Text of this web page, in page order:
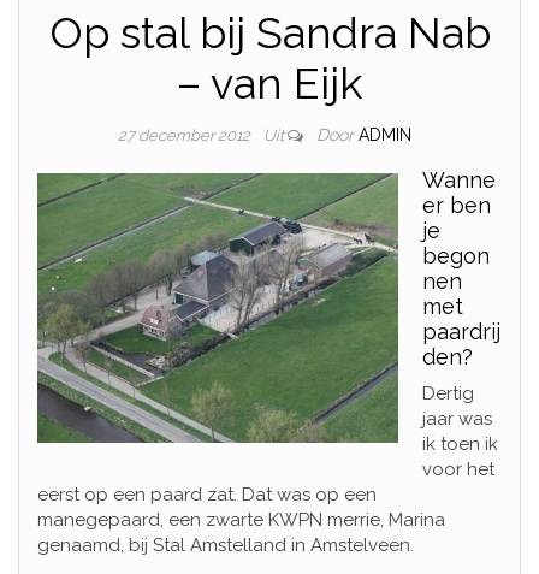
Op stal bij Sandra Nab
– van Eijk
27 december 2012 Uit Door ADMIN
Wanne
er ben
je
begon
nen
met
paardrij
den?
Dertig
jaar was
ik toen ik
voor het
eerst op een paard zat. Dat was op een
manegepaard, een zwarte KWPN merrie, Marina
genaamd, bij Stal Amstelland in Amstelveen.